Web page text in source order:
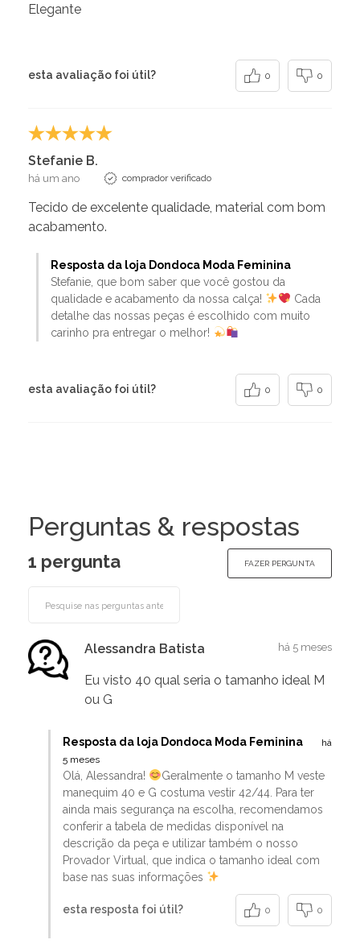
Elegante
esta avaliação foi útil? 0 0
Stefanie B.
há um ano comprador verificado
Tecido de excelente qualidade, material com bom
acabamento.
Resposta da loja Dondoca Moda Feminina
Stefanie, que bom saber que você gostou da
qualidade e acabamento da nossa calça!
Cada
detalhe das nossas peças é escolhido com muito
carinho pra entregar o melhor!
esta avaliação foi útil? 0 0
Perguntas & respostas
1 pergunta FAZER PERGUNTA
Alessandra Batista há 5 meses
Eu visto 40 qual seria o tamanho ideal M
ou G
Resposta da loja Dondoca Moda Feminina
há
5 meses
Olá, Alessandra!
Geralmente o tamanho M veste
manequim 40 e G costuma vestir 42/44. Para ter
ainda mais segurança na escolha, recomendamos
conferir a tabela de medidas disponível na
descrição da peça e utilizar também o nosso
Provador Virtual, que indica o tamanho ideal com
base nas suas informações
esta resposta foi útil? 0 0